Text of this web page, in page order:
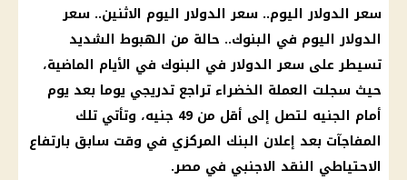
سعر الدولار اليوم.. سعر الدولار اليوم الاثنين.. سعر
الدولار اليوم في البنوك.. حالة من الهبوط الشديد
تسيطر على سعر الدولار في البنوك في الأيام الماضية،
حيث سجلت العملة الخضراء تراجع تدريجي يوما بعد يوم
أمام الجنيه لتصل إلى أقل من 49 جنيه، وتأتي تلك
المفاجآت بعد إعلان البنك المركزي في وقت سابق بارتفاع
الاحتياطي النقد الاجنبي في مصر.